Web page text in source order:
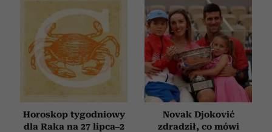
Horoskop tygodniowy
dla Raka na 27 lipca–2
Novak Djoković
zdradził, co mówi